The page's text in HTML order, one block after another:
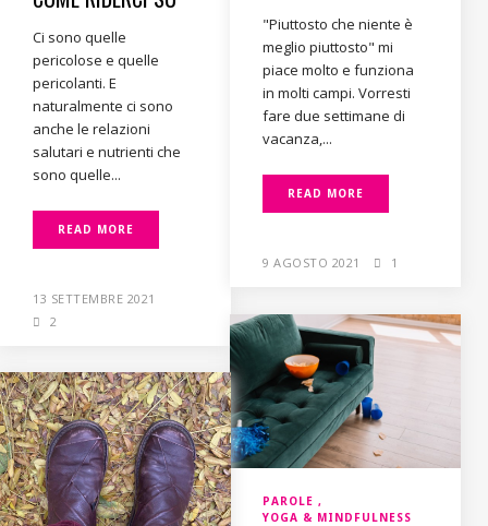
Ci sono quelle
pericolose e quelle
pericolanti. E
naturalmente ci sono
anche le relazioni
salutari e nutrienti che
sono quelle...
READ MORE
13 SETTEMBRE 2021
2
"Piuttosto che niente è
meglio piuttosto" mi
piace molto e funziona
in molti campi. Vorresti
fare due settimane di
vacanza,...
READ MORE
9 AGOSTO 2021 1
PAROLE
YOGA & MINDFULNESS